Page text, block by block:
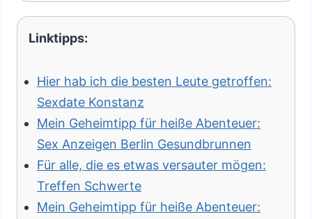
Linktipps:
Hier hab ich die besten Leute getroffen:
Sexdate Konstanz
Mein Geheimtipp für heiße Abenteuer:
Sex Anzeigen Berlin Gesundbrunnen
Für alle, die es etwas versauter mögen:
Treffen Schwerte
Mein Geheimtipp für heiße Abenteuer: